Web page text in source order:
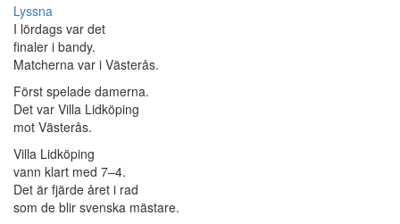
Lyssna
I lördags var det
finaler i bandy.
Matcherna var i Västerås.
Först spelade damerna.
Det var Villa Lidköping
mot Västerås.
Villa Lidköping
vann klart med 7–4.
Det är fjärde året i rad
som de blir svenska mästare.